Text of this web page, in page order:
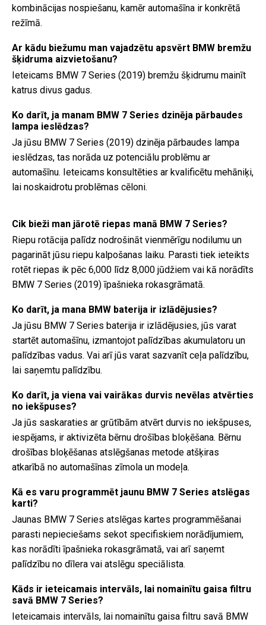
kombinācijas nospiešanu, kamēr automašīna ir konkrētā
režīmā.
Ar kādu biežumu man vajadzētu apsvērt BMW bremžu
šķidruma aizvietošanu?
Ieteicams BMW 7 Series (2019) bremžu šķidrumu mainīt
katrus divus gadus.
Ko darīt, ja manam BMW 7 Series dzinēja pārbaudes
lampa ieslēdzas?
Ja jūsu BMW 7 Series (2019) dzinēja pārbaudes lampa
ieslēdzas, tas norāda uz potenciālu problēmu ar
automašīnu. Ieteicams konsultēties ar kvalificētu mehāniķi,
lai noskaidrotu problēmas cēloni.
Cik bieži man jārotē riepas manā BMW 7 Series?
Riepu rotācija palīdz nodrošināt vienmērīgu nodilumu un
pagarināt jūsu riepu kalpošanas laiku. Parasti tiek ieteikts
rotēt riepas ik pēc 6,000 līdz 8,000 jūdžiem vai kā norādīts
BMW 7 Series (2019) īpašnieka rokasgrāmatā.
Ko darīt, ja mana BMW baterija ir izlādējusies?
Ja jūsu BMW 7 Series baterija ir izlādējusies, jūs varat
startēt automašīnu, izmantojot palīdzības akumulatoru un
palīdzības vadus. Vai arī jūs varat sazvanīt ceļa palīdzību,
lai saņemtu palīdzību.
Ko darīt, ja viena vai vairākas durvis nevēlas atvērties
no iekšpuses?
Ja jūs saskaraties ar grūtībām atvērt durvis no iekšpuses,
iespējams, ir aktivizēta bērnu drošības bloķēšana. Bērnu
drošības bloķēšanas atslēgšanas metode atšķiras
atkarībā no automašīnas zīmola un modeļa.
Kā es varu programmēt jaunu BMW 7 Series atslēgas
karti?
Jaunas BMW 7 Series atslēgas kartes programmēšanai
parasti nepieciešams sekot specifiskiem norādījumiem,
kas norādīti īpašnieka rokasgrāmatā, vai arī saņemt
palīdzību no dīlera vai atslēgu speciālista.
Kāds ir ieteicamais intervāls, lai nomainītu gaisa filtru
savā BMW 7 Series?
Ieteicamais intervāls, lai nomainītu gaisa filtru savā BMW